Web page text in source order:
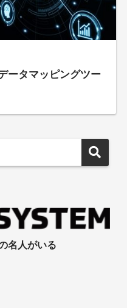
ータマッピングツー
名人がいる